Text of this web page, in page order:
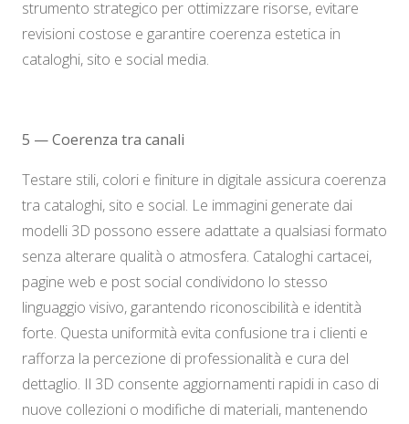
strumento strategico per ottimizzare risorse, evitare
revisioni costose e garantire coerenza estetica in
cataloghi, sito e social media.
5 — Coerenza tra canali
Testare stili, colori e finiture in digitale assicura coerenza
tra cataloghi, sito e social. Le immagini generate dai
modelli 3D possono essere adattate a qualsiasi formato
senza alterare qualità o atmosfera. Cataloghi cartacei,
pagine web e post social condividono lo stesso
linguaggio visivo, garantendo riconoscibilità e identità
forte. Questa uniformità evita confusione tra i clienti e
rafforza la percezione di professionalità e cura del
dettaglio. Il 3D consente aggiornamenti rapidi in caso di
nuove collezioni o modifiche di materiali, mantenendo